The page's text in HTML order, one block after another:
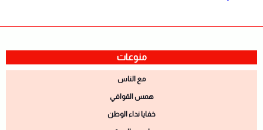
منوعات
مع الناس
همس القوافي
خفايا نداء الوطن